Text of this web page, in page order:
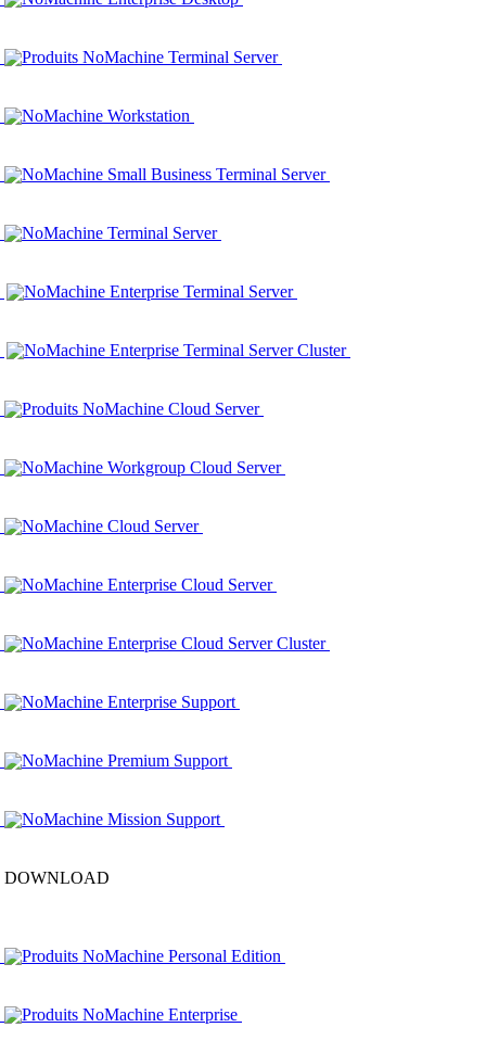
Produits NoMachine Terminal Server
NoMachine Workstation
NoMachine Small Business Terminal Server
NoMachine Terminal Server
NoMachine Enterprise Terminal Server
NoMachine Enterprise Terminal Server Cluster
Produits NoMachine Cloud Server
NoMachine Workgroup Cloud Server
NoMachine Cloud Server
NoMachine Enterprise Cloud Server
NoMachine Enterprise Cloud Server Cluster
NoMachine Enterprise Support
NoMachine Premium Support
NoMachine Mission Support
DOWNLOAD
Produits NoMachine Personal Edition
Produits NoMachine Enterprise